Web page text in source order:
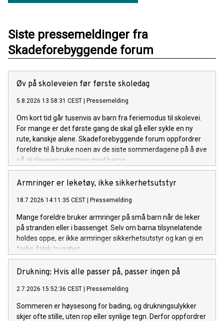
Siste pressemeldinger fra
Skadeforebyggende forum
Øv på skoleveien før første skoledag
5.8.2026 13:58:31 CEST Pressemelding
Om kort tid går tusenvis av barn fra feriemodus til skolevei.
For mange er det første gang de skal gå eller sykle en ny
rute, kanskje alene. Skadeforebyggende forum oppfordrer
foreldre til å bruke noen av de siste sommerdagene på å øve
på skoleveien sammen med barna.
Armringer er leketøy, ikke sikkerhetsutstyr
18.7.2026 14:11:35 CEST Pressemelding
Mange foreldre bruker armringer på små barn når de leker
på stranden eller i bassenget. Selv om barna tilsynelatende
holdes oppe, er ikke armringer sikkerhetsutstyr og kan gi en
farlig, falsk trygghet.
Drukning: Hvis alle passer på, passer ingen på
2.7.2026 15:52:36 CEST Pressemelding
Sommeren er høysesong for bading, og drukningsulykker
skjer ofte stille, uten rop eller synlige tegn. Derfor oppfordrer